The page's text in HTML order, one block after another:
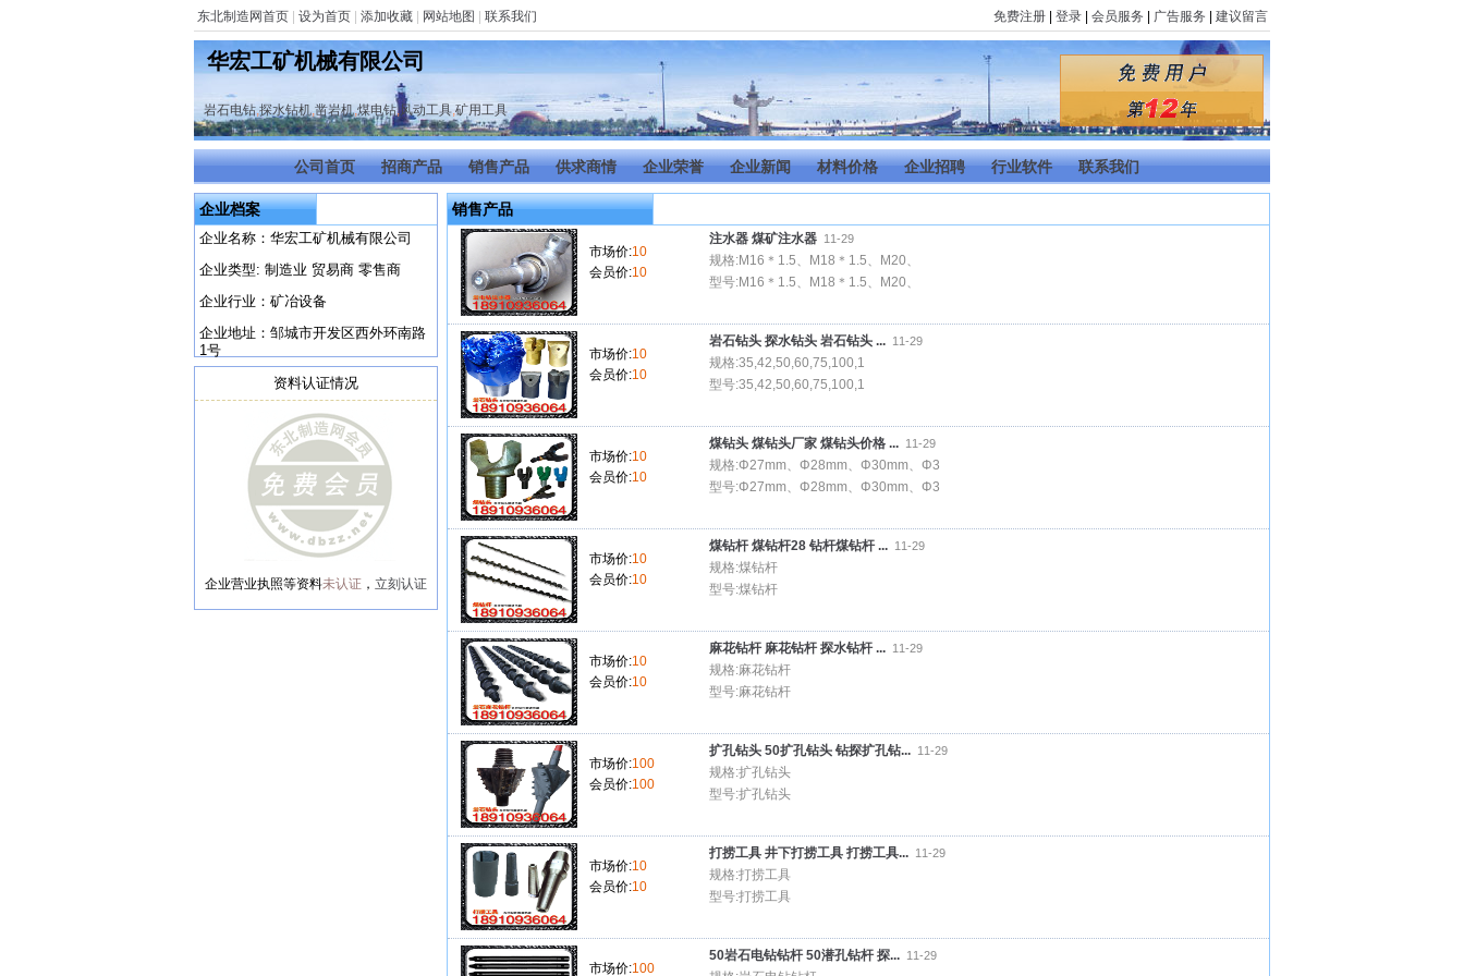
东北制造网首页 设为首页 添加收藏 网站地图 联系我们 免费注册 登录 会员服务 广告服务 建议留言
华宏工矿机械有限公司
岩石电钻,探水钻机,凿岩机,煤电钻,风动工具,矿用工具
公司首页 招商产品 销售产品 供求商情 企业荣誉 企业新闻 材料价格 企业招聘 行业软件 联系我们
企业档案
企业名称：华宏工矿机械有限公司
企业类型: 制造业 贸易商 零售商
企业行业：矿冶设备
企业地址：邹城市开发区西外环南路
1号
资料认证情况
企业营业执照等资料未认证 ， 立刻认证
销售产品
市场价:10
会员价:10
注水器 煤矿注水器 11-29
规格:M16＊1.5、M18＊1.5、M20、
型号:M16＊1.5、M18＊1.5、M20、
市场价:10
会员价:10
岩石钻头 探水钻头 岩石钻头 ... 11-29
规格:35,42,50,60,75,100,1
型号:35,42,50,60,75,100,1
市场价:10
会员价:10
煤钻头 煤钻头厂家 煤钻头价格 ... 11-29
规格:Φ27mm、Φ28mm、Φ30mm、Φ3
型号:Φ27mm、Φ28mm、Φ30mm、Φ3
市场价:10
会员价:10
煤钻杆 煤钻杆28 钻杆煤钻杆 ... 11-29
规格:煤钻杆
型号:煤钻杆
市场价:10
会员价:10
麻花钻杆 麻花钻杆 探水钻杆 ... 11-29
规格:麻花钻杆
型号:麻花钻杆
市场价:100
会员价:100
扩孔钻头 50扩孔钻头 钻探扩孔钻... 11-29
规格:扩孔钻头
型号:扩孔钻头
市场价:10
会员价:10
打捞工具 井下打捞工具 打捞工具... 11-29
规格:打捞工具
型号:打捞工具
市场价:100
50岩石电钻钻杆 50潜孔钻杆 探... 11-29